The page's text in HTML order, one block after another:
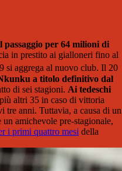
passaggio per 64 milioni di
in prestito ai gialloneri fino al
si aggrega al nuovo club. Il 20
a titolo definitivo dal
di sei stagioni. Ai tedeschi
più altri 35 in caso di vittoria
tre anni. Tuttavia, a causa di un
amichevole pre-stagionale,
i primi quattro mesi della